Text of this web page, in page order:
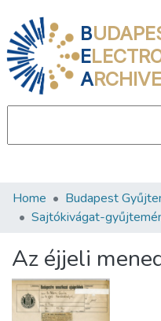
B
E
ARCHIVE
Communities &
Statistics
About us
Home Budapest
Sajtókivágat-
Az éjjeli